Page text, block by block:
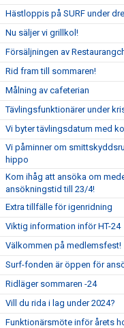
Hästloppis på SURF under
Nu säljer vi grillkol!
Försäljningen av
Rid fram till sommaren!
Målning av cafeterian
Tävlingsfunktionärer under
Vi byter tävlingsdatum med
Vi påminner om
hippo
Kom ihåg att ansöka om
ansökningstid till 23/4!
Extra tillfälle för igenridning
Viktig information inför HT-24
Välkommen på medlemsfest!
Surf-fonden är öppen för
Ridläger sommaren -24
Vill du rida i lag under 2024?
Funktionärsmöte inför årets